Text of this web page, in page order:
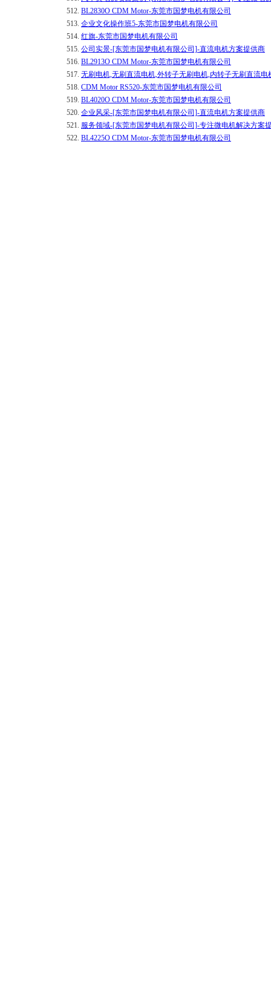
512. BL2830O CDM Motor-东莞市国梦电机有限公司
513. 企业文化操作班5-东莞市国梦电机有限公司
514. 红旗-东莞市国梦电机有限公司
515. 公司实景-[东莞市国梦电机有限公司]-直流电机方案提供商
516. BL2913O CDM Motor-东莞市国梦电机有限公司
517. 无刷电机,无刷直流电机,外转子无刷电机,内转子无刷直流
518. CDM Motor RS520-东莞市国梦电机有限公司
519. BL4020O CDM Motor-东莞市国梦电机有限公司
520. 企业风采-[东莞市国梦电机有限公司]-直流电机方案提供商
521. 服务领域-[东莞市国梦电机有限公司]-专注微电机解决方案
522. BL4225O CDM Motor-东莞市国梦电机有限公司